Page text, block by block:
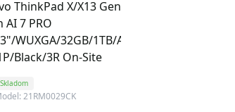
1TB/5050/bezOS
Skladom
21RM0029CK